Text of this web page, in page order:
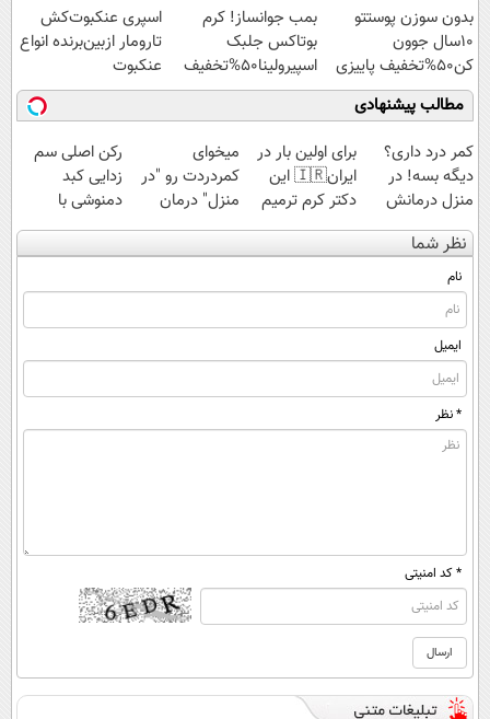
بدون سوزن پوستتو
10سال جوون
کن50%تخفیف پاییزی
بمب جوانساز! کرم
بوتاکس جلبک
اسپیرولینا50%تخفیف
اسپری عنکبوت‌‌کش
تارومار ازبین‌برنده انواع
عنکبوت
مطالب پیشنهادی
کمر درد داری؟
دیگه بسه! در
منزل درمانش
کن
(◀پرسش‌نامه)
برای اولین بار در
ایران🇮🇷 این
دکتر کرم ترمیم
کننده 23 روزه
ساخت!
میخوای
کمردردت رو "در
منزل" درمان
کنی؟ (◂فیلم +
◂پرسش‌نامه)
رکن اصلی سم
زدایی کبد
دمنوشی با
10گیاه
موثر(دارای مجوز
نظر شما
نام
ایمیل
* نظر
* کد امنیتی